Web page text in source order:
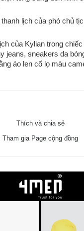
của Kylian trong
jeans, sneakers da
áo len cổ lọ màu
Thích và chia sẻ
Tham gia Page cộng đồng